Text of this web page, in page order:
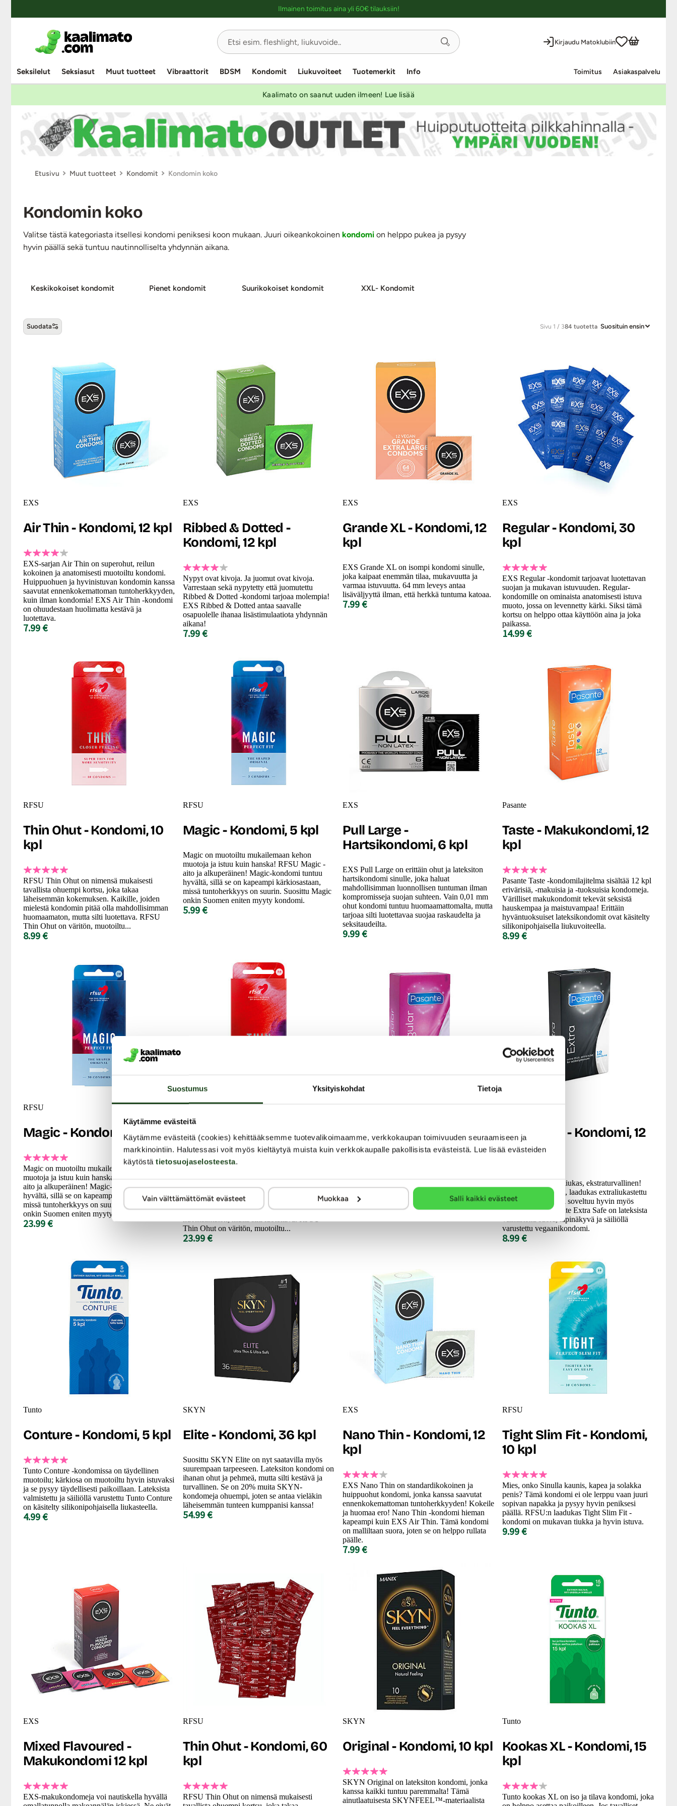
Suostumus Yksityiskohdat Tietoja
Käytämme evästeitä
Käytämme evästeitä (cookies) kehittääksemme tuotevalikoimaamme, verkkokaupan toimivuuden seuraamiseen ja
markkinointiin. Halutessasi voit myös kieltäytyä muista kuin verkkokaupalle pakollisista evästeistä. Lue lisää evästeiden
käytöstä tietosuojaselosteesta.
Vain välttämättömät evästeet Muokkaa Salli kaikki evästeet
Ilmainen toimitus aina yli 60€ tilauksiin!
Kirjaudu Matoklubiin
Seksilelut Seksiasut Muut tuotteet Vibraattorit BDSM Kondomit Liukuvoiteet Tuotemerkit Info Toimitus Asiakaspalvelu
Kaalimato on saanut uuden ilmeen! Lue lisää
Etusivu Muut tuotteet Kondomit Kondomin koko
Kondomin koko
Valitse tästä kategoriasta itsellesi kondomi peniksesi koon mukaan. Juuri oikeankokoinen kondomi on helppo pukea ja pysyy
hyvin päällä sekä tuntuu nautinnolliselta yhdynnän aikana.
Keskikokoiset kon­do­mit Pienet kondomit Suurikokoiset kon­do­mit XXL- Kondomit
Suodata Sivu 1 / 384 tuotetta Suosituin ensin
EXS
Air Thin - Kondomi, 12 kpl
EXS-sarjan Air Thin on superohut, reilun
kokoinen ja anatomisesti muotoiltu kondomi.
Huippuohuen ja hyvinistuvan kondomin kanssa
saavutat ennenkokemattoman tuntoherkkyyden,
kuin ilman kondomia! EXS Air Thin -kondomi
on ohuudestaan huolimatta kestävä ja
luotettava.
7.99 €
EXS
Ribbed & Dotted -
Kondomi, 12 kpl
Nypyt ovat kivoja. Ja juomut ovat kivoja.
Varrestaan sekä nypytetty että juomutettu
Ribbed & Dotted -kondomi tarjoaa molempia!
EXS Ribbed & Dotted antaa saavalle
osapuolelle ihanaa lisästimulaatiota yhdynnän
aikana!
7.99 €
EXS
Grande XL - Kondomi, 12
kpl
EXS Grande XL on isompi kondomi sinulle,
joka kaipaat enemmän tilaa, mukavuutta ja
varmaa istuvuutta. 64 mm leveys antaa
lisäväljyyttä ilman, että herkkä tuntuma katoaa.
7.99 €
EXS
Regular - Kondomi, 30
kpl
EXS Regular -kondomit tarjoavat luotettavan
suojan ja mukavan istuvuuden. Regular-
kondomille on ominaista anatomisesti istuva
muoto, jossa on levennetty kärki. Siksi tämä
kortsu on helppo ottaa käyttöön aina ja joka
paikassa.
14.99 €
RFSU
Thin Ohut - Kondomi, 10
kpl
RFSU Thin Ohut on nimensä mukaisesti
tavallista ohuempi kortsu, joka takaa
läheisemmän kokemuksen. Kaikille, joiden
mielestä kondomin pitää olla mahdollisimman
huomaamaton, mutta silti luotettava. RFSU
Thin Ohut on väritön, muotoiltu...
8.99 €
RFSU
Magic - Kondomi, 5 kpl
Magic on muotoiltu mukailemaan kehon
muotoja ja istuu kuin hanska! RFSU Magic -
aito ja alkuperäinen! Magic-kondomi tuntuu
hyvältä, sillä se on kapeampi kärkiosastaan,
missä tuntoherkkyys on suurin. Suosittu Magic
onkin Suomen eniten myyty kondomi.
5.99 €
EXS
Pull Large -
Hartsikondomi, 6 kpl
EXS Pull Large on erittäin ohut ja lateksiton
hartsikondomi sinulle, joka haluat
mahdollisimman luonnollisen tuntuman ilman
kompromisseja suojan suhteen. Vain 0,01 mm
ohut kondomi tuntuu huomaamattomalta, mutta
tarjoaa silti luotettavaa suojaa raskaudelta ja
seksitaudeilta.
9.99 €
Pasante
Taste - Makukondomi, 12
kpl
Pasante Taste -kondomilajitelma sisältää 12 kpl
erivärisiä, -makuisia ja -tuoksuisia kondomeja.
Värilliset makukondomit tekevät seksistä
hauskempaa ja maistuvampaa! Erittäin
hyväntuoksuiset lateksikondomit ovat käsitelty
silikonipohjaisella liukuvoiteella.
8.99 €
RFSU
Magic - Kondomi, 30 kpl
Magic on muotoiltu mukailemaan kehon
muotoja ja istuu kuin hanska! RFSU Magic -
aito ja alkuperäinen! Magic-kondomi tuntuu
hyvältä, sillä se on kapeampi kärkiosastaan,
missä tuntoherkkyys on suurin. Suosittu Magic
onkin Suomen eniten myyty kondomi.
23.99 €
RFSU
Thin Ohut - Kondomi, 30
kpl
tavallista ohuempi kortsu, joka takaa
läheisemmän kokemuksen. Kaikille, joiden
mielestä kondomin pitää olla mahdollisimman
Thin Ohut on väritön, muotoiltu...
23.99 €
Pasante
Regular - Kondomi, 12 kpl
kondomi on päästään pyöristetty ja se jäljittelee
peniksen muotoa. Tilavampi kondomin kärki
lisää nautinnollista tunnetta ja kondomi istuu
hyvin peniksen päällä.
7.99 €
Pasante
Extra Safe - Kondomi, 12
kpl
Ekstrapaksu, ekstraliukas, ekstraturvallinen!
Tavallista paksumpi, laadukas extraliukastettu
kortsu. Tämä kaveri soveltuu hyvin myös
anaaliseksiin! Pasante Extra Safe on lateksista
valmistettu suora, läpinäkyvä ja säiliöllä
varustettu vegaanikondomi.
8.99 €
Tunto
Conture - Kondomi, 5 kpl
Tunto Conture -kondomissa on täydellinen
muotoilu; kärkiosa on muotoiltu hyvin istuvaksi
ja se pysyy täydellisesti paikoillaan. Lateksista
valmistettu ja säiliöllä varustettu Tunto Conture
on käsitelty silikonipohjaisella liukasteella.
4.99 €
SKYN
Elite - Kondomi, 36 kpl
Suosittu SKYN Elite on nyt saatavilla myös
suurempaan tarpeeseen. Lateksiton kondomi on
ihanan ohut ja pehmeä, mutta silti kestävä ja
turvallinen. Se on 20% muita SKYN-
kondomeja ohuempi, joten se antaa vieläkin
läheisemmän tunteen kumppanisi kanssa!
54.99 €
EXS
Nano Thin - Kondomi, 12
kpl
EXS Nano Thin on standardikokoinen ja
huippuohut kondomi, jonka kanssa saavutat
ennenkokemattoman tuntoherkkyyden! Kokeile
ja huomaa ero! Nano Thin -kondomi hieman
kapeampi kuin EXS Air Thin. Tämä kondomi
on malliltaan suora, joten se on helppo rullata
päälle.
7.99 €
RFSU
Tight Slim Fit - Kondomi,
10 kpl
Mies, onko Sinulla kaunis, kapea ja solakka
penis? Tämä kondomi ei ole lerppu vaan juuri
sopivan napakka ja pysyy hyvin peniksesi
päällä. RFSU:n laadukas Tight Slim Fit -
kondomi on mukavan tiukka ja hyvin istuva.
9.99 €
EXS
Mixed Flavoured -
Makukondomi 12 kpl
EXS-makukondomeja voi nautiskella hyvällä
RFSU
Thin Ohut - Kondomi, 60
kpl
RFSU Thin Ohut on nimensä mukaisesti
SKYN
Original - Kondomi, 10 kpl
SKYN Original on lateksiton kondomi, jonka
kanssa kaikki tuntuu paremmalta! Tämä
ainutlaatuisesta SKYNFEEL™-materiaalista
Tunto
Kookas XL - Kondomi, 15
kpl
Tunto kookas XL on iso ja tilava kondomi, joka
Sivu 1/3